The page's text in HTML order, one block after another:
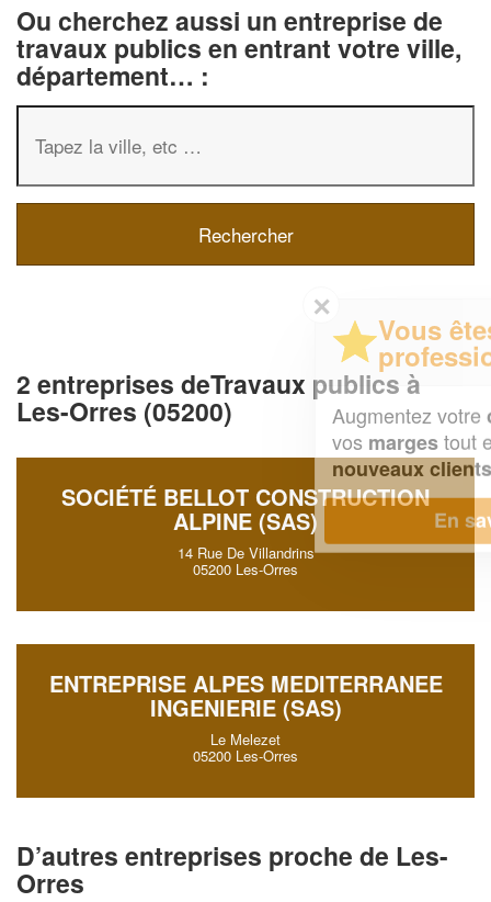
Ou cherchez aussi un entreprise de
travaux publics en entrant votre ville,
département… :
2 entreprises deTravaux publics à
Les-Orres (05200)
SOCIÉTÉ BELLOT CONSTRUCTION
ALPINE (SAS)
14 Rue De Villandrins
05200 Les-Orres
ENTREPRISE ALPES MEDITERRANEE
INGENIERIE (SAS)
Le Melezet
05200 Les-Orres
D’autres entreprises proche de Les-
Orres
Vous êtes un
professionnel ?
Augmentez votre chiffre d'affaireset
tout en gagnant de
!
En savoir plus